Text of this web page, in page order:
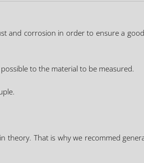
and corrosion in order to ensure a
to the material to be measured.
theory. That is why we recommed